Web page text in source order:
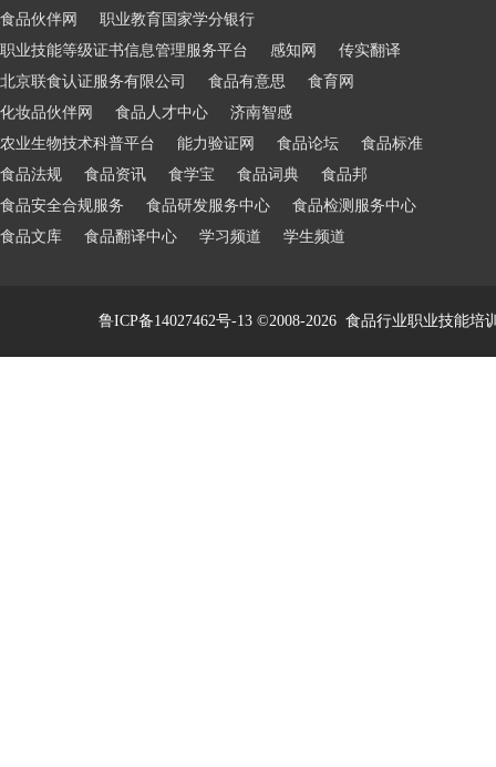
食品伙伴网
职业教育国家学分银行
职业技能等级证书信息管理服务平台
感知网
传实翻译
北京联食认证服务有限公司
食品有意思
食育网
化妆品伙伴网
食品人才中心
济南智感
农业生物技术科普平台
能力验证网 食品论坛
食品标准
食品法规
食品资讯 食学宝 食品词典
食品邦
食品安全合规服务
食品研发服务中心
食品检测服务中心
食品文库
食品翻译中心 学习频道 学生频道
鲁ICP备14027462号-13©2008-2026 食品行业职业技能培